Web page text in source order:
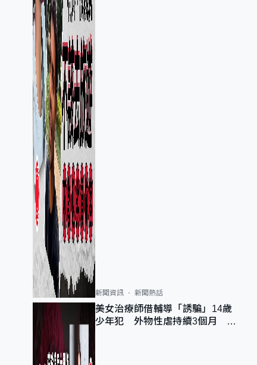
新聞資訊 新聞熱話
美女治療師借輔導「誘騙」14歲
少年犯 外物性虐持續3個月 受